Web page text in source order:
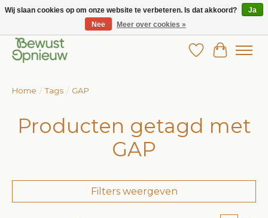
Wij bieden het grootste aanbod in betaalbare kinderkleding!
Verlanglijst
Home / Tags / GAP
Producten getagd met
GAP
Filters weergeven
Wij slaan cookies op om onze website te verbeteren. Is dat akkoord?
Ja
Nee
Meer over cookies »